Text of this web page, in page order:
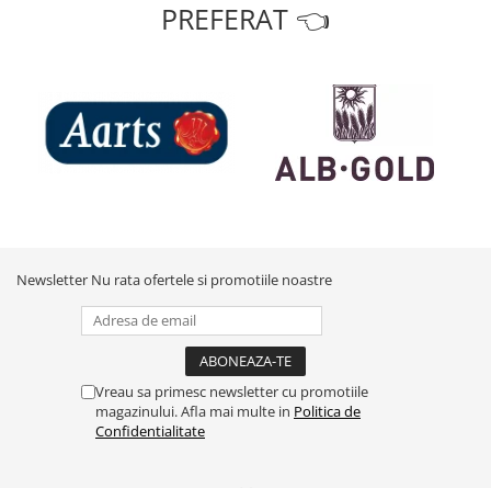
PREFERAT 👈
Newsletter Nu rata ofertele si promotiile noastre
Vreau sa primesc newsletter cu promotiile
magazinului. Afla mai multe in Politica de
Confidentialitate